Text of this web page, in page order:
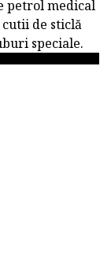
petrol medical
de sticlă
speciale.